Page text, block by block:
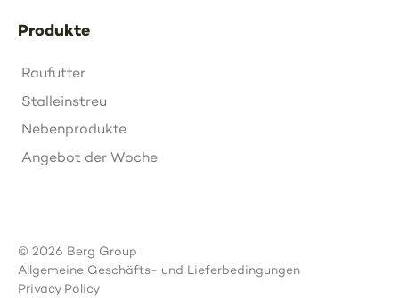
Produkte
Raufutter
Stalleinstreu
Nebenprodukte
Angebot der Woche
© 2026 Berg Group
Allgemeine Geschäfts- und Lieferbedingungen
Privacy Policy